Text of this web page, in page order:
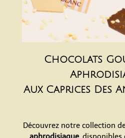
Chocolats
Aux Caprices Des
Découvrez notre collection